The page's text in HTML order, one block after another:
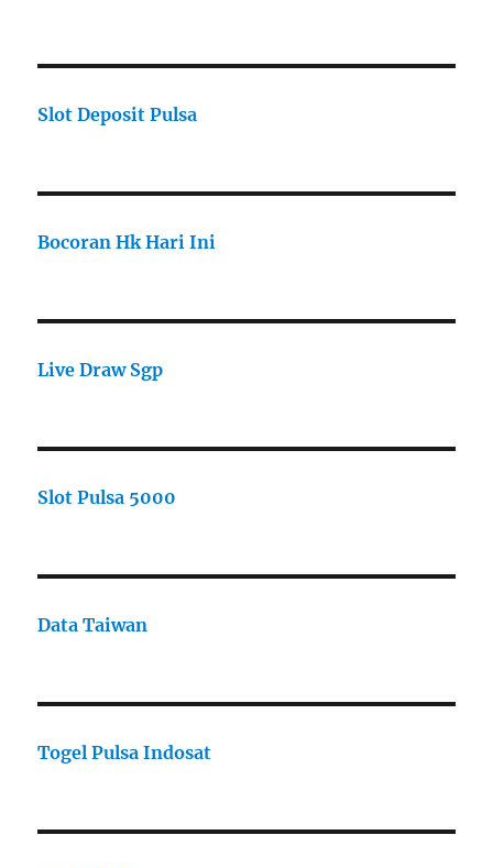
Slot Deposit Pulsa
Bocoran Hk Hari Ini
Live Draw Sgp
Slot Pulsa 5000
Data Taiwan
Togel Pulsa Indosat